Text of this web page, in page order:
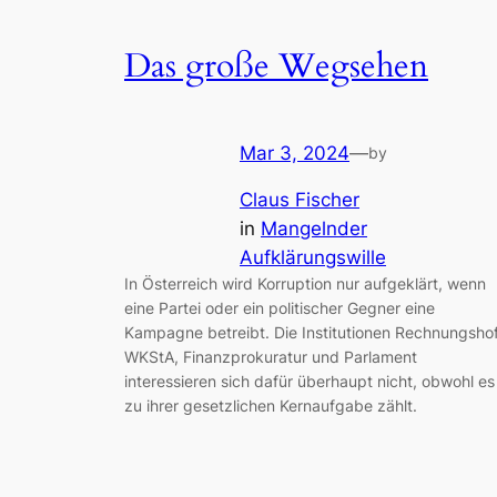
Das große Wegsehen
Mar 3, 2024—by
Claus Fischer
in Mangelnder
Aufklärungswille
In Österreich wird Korruption nur aufgeklärt, wenn
eine Partei oder ein politischer Gegner eine
Kampagne betreibt. Die Institutionen
WKStA, Finanzprokuratur und Parlament
interessieren sich dafür überhaupt nicht, obwohl es
zu ihrer gesetzlichen Kernaufgabe zählt.